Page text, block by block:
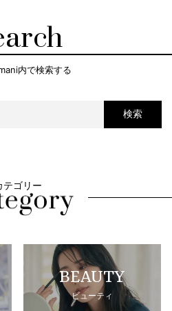
内で検索する
検索
テゴリー
BEAUTY
ビューティ